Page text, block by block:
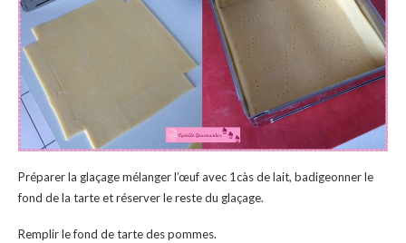
Préparer la glaçage mélanger l’œuf avec 1càs de lait, badigeonner le
fond de la tarte et réserver le reste du glaçage.
Remplir le fond de tarte des pommes.